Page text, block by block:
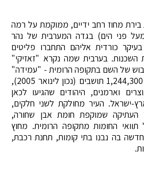
מחוז רחב ידיים, ממוקמת על רמה
(כ: 650 מ' מעל פני הים) בגדה המערבית של נהר
בעיקר כורדית אליהם התחברו פליטים
השכנות. בערבית שמה נקרא "זאזיקי"
של השם בתקופה הרומית - "עמידה"
Amida). בעיר חיים כ: 1,244,300 תושבים (נכון לינואר 2005),
וארמנים, היהודים שהגיעו לכאן
ישראל. העיר מחולקת לשני חלקים,
שמוקפת חומת אבן שחורה,
תוואי החומות מתקופה הרומית. מחוץ
בה נבנו בתי קומות, תחנת רכבת,